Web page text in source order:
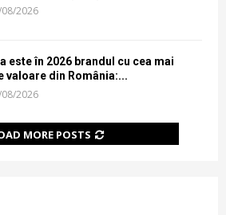
2026
este în 2026 brandul cu cea mai
valoare din România:...
2026
MORE POSTS